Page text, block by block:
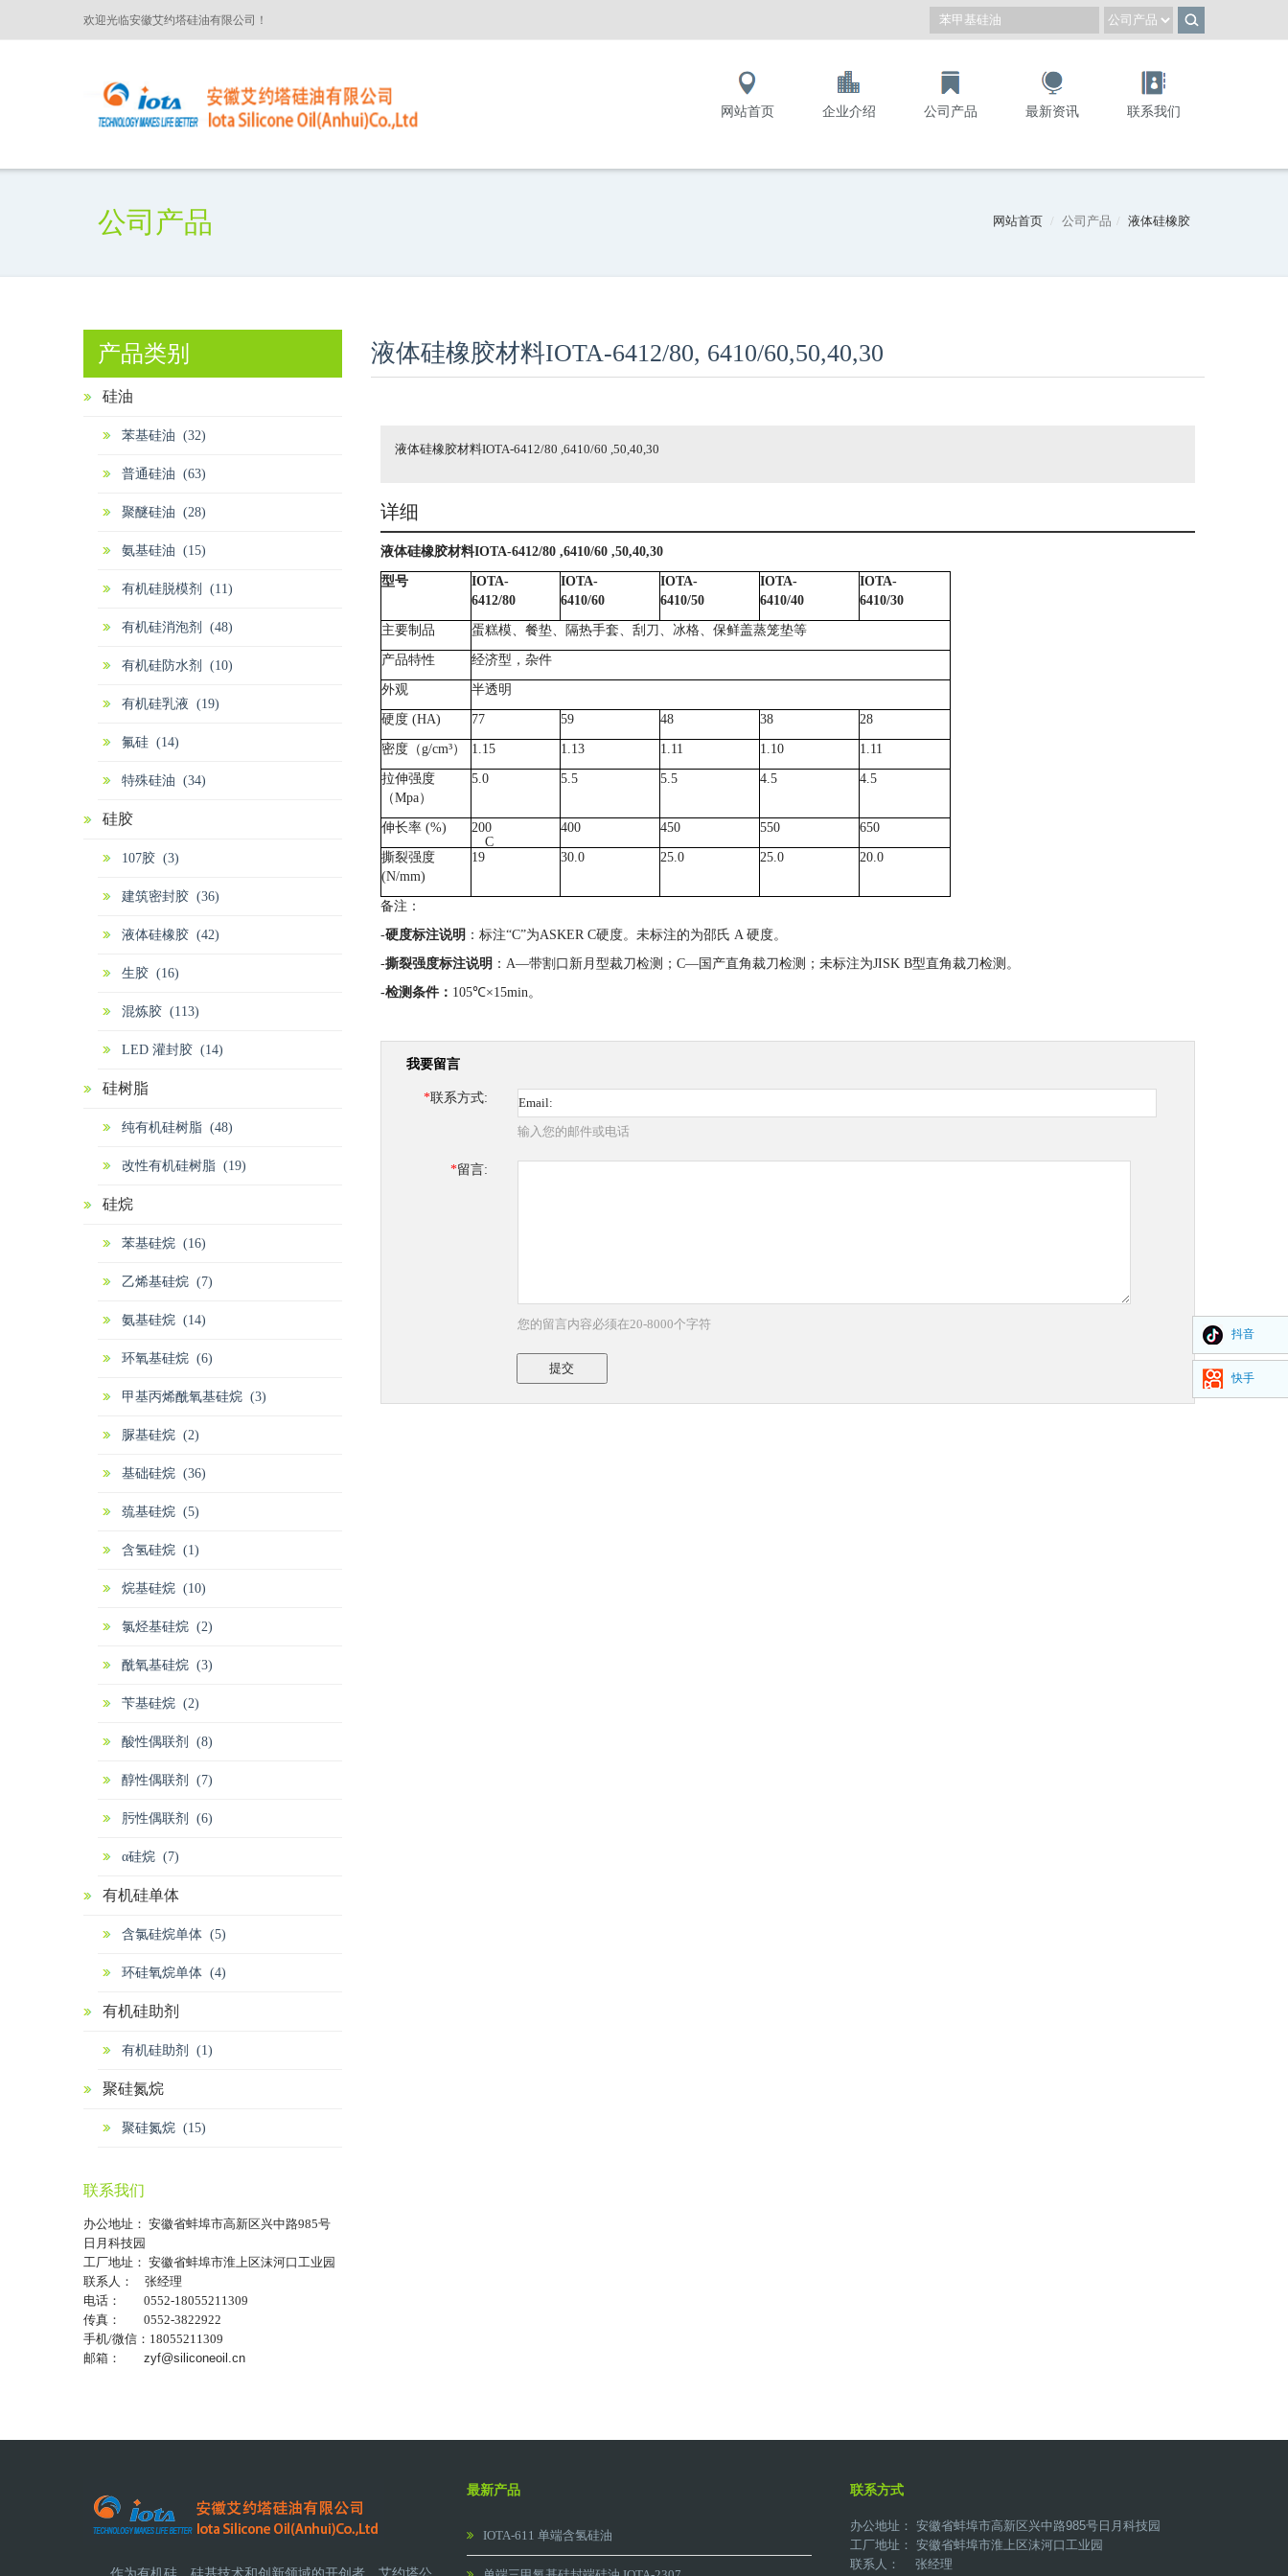
欢迎光临安徽艾约塔硅油有限公司！
网站首页 企业介绍 公司产品 最新资讯 联系我们
公司产品 网站首页 公司产品 液体硅橡胶
液体硅橡胶材料IOTA-6412/80, 6410/60,50,40,30
液体硅橡胶材料IOTA-6412/80 ,6410/60 ,50,40,30
详细
液体硅橡胶材料IOTA-6412/80 ,6410/60 ,50,40,30
型号
IOTA-
6412/80
IOTA-
6410/60
IOTA-
6410/50
IOTA-
6410/40
IOTA-
6410/30
主要制品 蛋糕模、餐垫、隔热手套、刮刀、冰格、保鲜盖蒸笼垫等
产品特性 经济型，杂件
外观 半透明
硬度 (HA) 77 59 48 38 28
密度（g/cm³） 1.15 1.13 1.11 1.10 1.11
拉伸强度
（Mpa）
5.0 5.5 5.5 4.5 4.5
伸长率 (%) 200 400 450 550 650
撕裂强度
(N/mm)
19
C
30.0
25.0 25.0 20.0
备注：
-硬度标注说明 ：标注“C”为ASKER C硬度。未标注的为邵氏 A 硬度。
-撕裂强度标注说明 ：A—带割口新月型裁刀检测；C—国产直角裁刀检测；未标注为JISK B型直角裁刀检测。
-检测条件 ： 105℃×15min。
我要留言
*联系方式:
输入您的邮件或电话
*留言:
您的留言内容必须在20-8000个字符
提交
产品类别
硅油
苯基硅油 (32)
普通硅油 (63)
聚醚硅油 (28)
氨基硅油 (15)
有机硅脱模剂 (11)
有机硅消泡剂 (48)
有机硅防水剂 (10)
有机硅乳液 (19)
氟硅 (14)
特殊硅油 (34)
硅胶
107胶 (3)
建筑密封胶 (36)
液体硅橡胶 (42)
生胶 (16)
混炼胶 (113)
LED 灌封胶 (14)
硅树脂
纯有机硅树脂 (48)
改性有机硅树脂 (19)
硅烷
苯基硅烷 (16)
乙烯基硅烷 (7)
氨基硅烷 (14)
环氧基硅烷 (6)
甲基丙烯酰氧基硅烷 (3)
脲基硅烷 (2)
基础硅烷 (36)
巯基硅烷 (5)
含氢硅烷 (1)
烷基硅烷 (10)
氯烃基硅烷 (2)
酰氧基硅烷 (3)
苄基硅烷 (2)
酸性偶联剂 (8)
醇性偶联剂 (7)
肟性偶联剂 (6)
α硅烷 (7)
有机硅单体
含氯硅烷单体 (5)
环硅氧烷单体 (4)
有机硅助剂
有机硅助剂 (1)
聚硅氮烷
聚硅氮烷 (15)
联系我们
办公地址： 安徽省蚌埠市高新区兴中路985号
日月科技园
工厂地址： 安徽省蚌埠市淮上区沫河口工业园
联系人： 张经理
电话： 0552-18055211309
传真： 0552-3822922
手机/微信：18055211309
邮箱： zyf@siliconeoil.cn
最新产品
IOTA-611 单端含氢硅油
联系方式
办公地址： 安徽省蚌埠市高新区兴中路985号日月科技园
工厂地址： 安徽省蚌埠市淮上区沫河口工业园
联系人： 张经理
抖音
快手